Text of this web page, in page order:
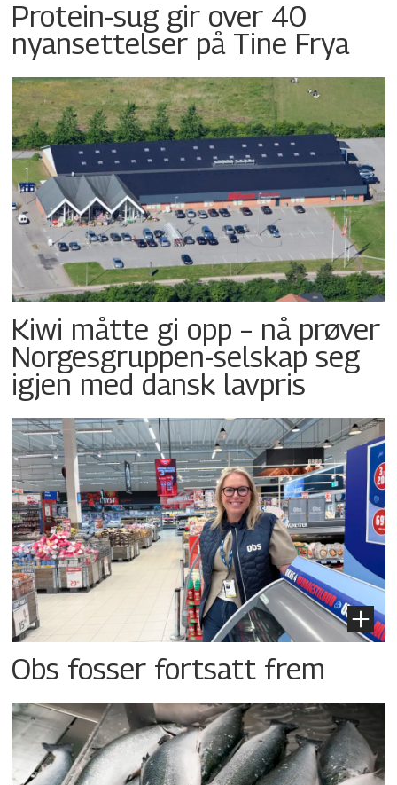
Protein-sug gir over 40
nyansettelser på Tine Frya
Kiwi måtte gi opp – nå prøver
Norgesgruppen-selskap seg
igjen med dansk lavpris
Obs fosser fortsatt frem